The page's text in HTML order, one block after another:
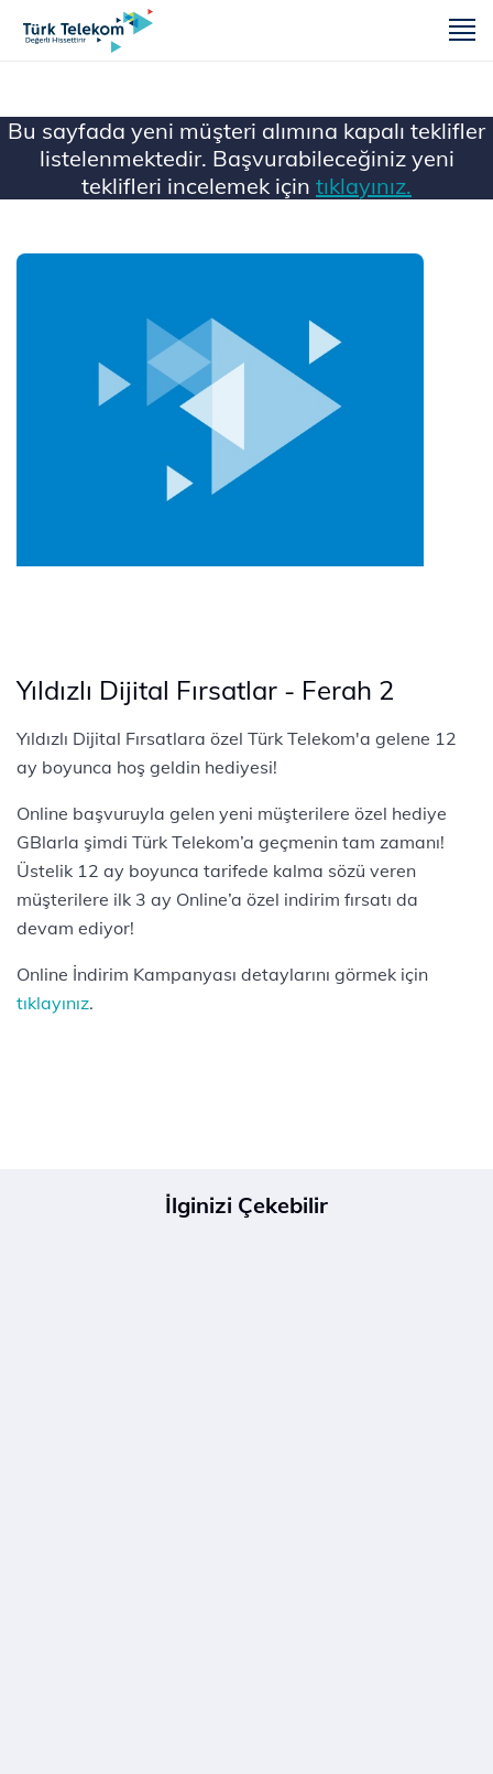
Bu sayfada yeni müşteri alımına kapalı teklifler
listelenmektedir. Başvurabileceğiniz yeni
teklifleri incelemek için tıklayınız.
Ana Sayfa Mobil
Yıldızlı Dijital Fırsatlar - Ferah 2
Yıldızlı Dijital Fırsatlara özel Türk Telekom'a gelene 12
ay boyunca hoş geldin hediyesi!
Online başvuruyla gelen yeni müşterilere özel hediye
GBlarla şimdi Türk Telekom’a geçmenin tam zamanı!
Üstelik 12 ay boyunca tarifede kalma sözü veren
müşterilere ilk 3 ay Online’a özel indirim fırsatı da
devam ediyor!
Online İndirim Kampanyası detaylarını görmek için
tıklayınız.
İlginizi Çekebilir